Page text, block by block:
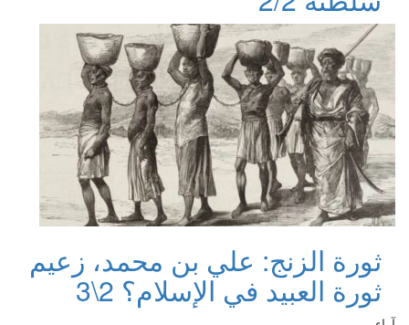
ثورة الزنج: علي بن محمد، زعيم
ثورة العبيد في الإسلام؟ 2\3